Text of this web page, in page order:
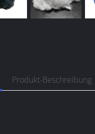
Produkt-Beschreibung